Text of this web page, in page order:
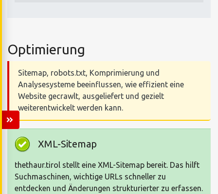
Optimierung
Sitemap, robots.txt, Komprimierung und
Analysesysteme beeinflussen, wie effizient eine
Website gecrawlt, ausgeliefert und gezielt
weiterentwickelt werden kann.
XML-Sitemap
thethaur.tirol stellt eine XML-Sitemap bereit. Das hilft
Suchmaschinen, wichtige URLs schneller zu
entdecken und Änderungen strukturierter zu erfassen.